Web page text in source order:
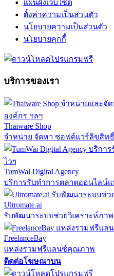
แผนผังเว็บไซต์
ตั้งค่าความเป็นส่วนตัว
นโยบายความเป็นส่วนตัว
นโยบายคุกกี้
บริการของเรา
Thaiware Shop
จำหน่าย จัดหา ซอฟต์แวร์ลิขสิท
TumWai Digital Agency
บริการรับทำการตลาดออนไลน์แ
Ultromate.ai
รับพัฒนาระบบช่วยวิเคราะห์ภา
FreelanceBay
แหล่งรวมฟรีแลนซ์คุณภาพ
ติดต่อโฆษณาบน